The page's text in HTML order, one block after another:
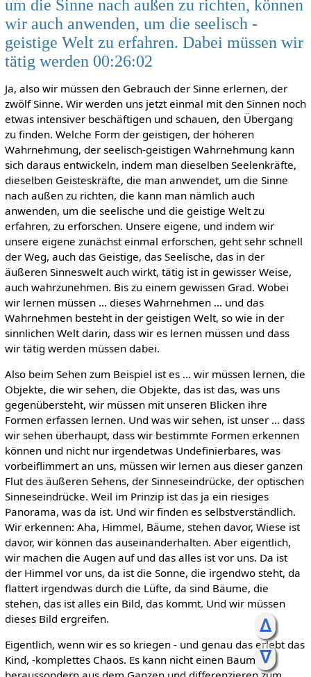
ᐃ
ᐁ
um die Sinne nach außen zu richten, können
wir auch anwenden, um die seelisch -
geistige Welt zu erfahren. Dabei müssen wir
tätig werden 00:26:02
Ja, also wir müssen den Gebrauch der Sinne erlernen, der
zwölf Sinne. Wir werden uns jetzt einmal mit den Sinnen noch
etwas intensiver beschäftigen und schauen, den Übergang
zu finden. Welche Form der geistigen, der höheren
Wahrnehmung, der seelisch-geistigen Wahrnehmung kann
sich daraus entwickeln, indem man dieselben Seelenkräfte,
dieselben Geisteskräfte, die man anwendet, um die Sinne
nach außen zu richten, die kann man nämlich auch
anwenden, um die seelische und die geistige Welt zu
erfahren, zu erforschen. Unsere eigene, und indem wir
unsere eigene zunächst einmal erforschen, geht sehr schnell
der Weg, auch das Geistige, das Seelische, das in der
äußeren Sinneswelt auch wirkt, tätig ist in gewisser Weise,
auch wahrzunehmen. Bis zu einem gewissen Grad. Wobei
wir lernen müssen … dieses Wahrnehmen … und das
Wahrnehmen besteht in der geistigen Welt, so wie in der
sinnlichen Welt darin, dass wir es lernen müssen und dass
wir tätig werden müssen dabei.
Also beim Sehen zum Beispiel ist es … wir müssen lernen, die
Objekte, die wir sehen, die Objekte, das ist das, was uns
gegenübersteht, wir müssen mit unseren Blicken ihre
Formen erfassen lernen. Und was wir sehen, ist unser … dass
wir sehen überhaupt, dass wir bestimmte Formen erkennen
können und nicht nur irgendetwas Undefinierbares, was
vorbeiflimmert an uns, müssen wir lernen aus dieser ganzen
Flut des äußeren Sehens, der Sinneseindrücke, der optischen
Sinneseindrücke. Weil im Prinzip ist das ja ein riesiges
Panorama, was da ist. Und wir finden es selbstverständlich.
Wir erkennen: Aha, Himmel, Bäume, stehen davor, Wiese ist
davor, wir können das auseinanderhalten. Aber eigentlich,
wir machen die Augen auf und das alles ist vor uns. Da ist
der Himmel vor uns, da ist die Sonne, die irgendwo steht, da
flattert irgendwas durch die Lüfte, da sind Bäume, die
stehen, das ist alles ein Bild, das kommt. Und wir müssen
dieses Bild ergreifen.
Eigentlich, wenn wir es so kriegen - und genau das erlebt das
Kind, -komplettes Chaos. Es kann nicht einen Baum